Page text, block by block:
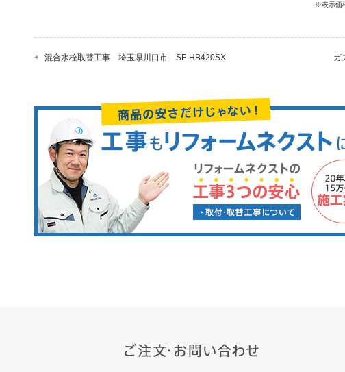
※表示価
混合水栓取替工事 埼玉県川口市 SF-HB420SX ガ